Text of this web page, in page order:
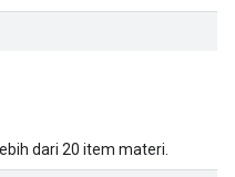
dari 20 item materi.